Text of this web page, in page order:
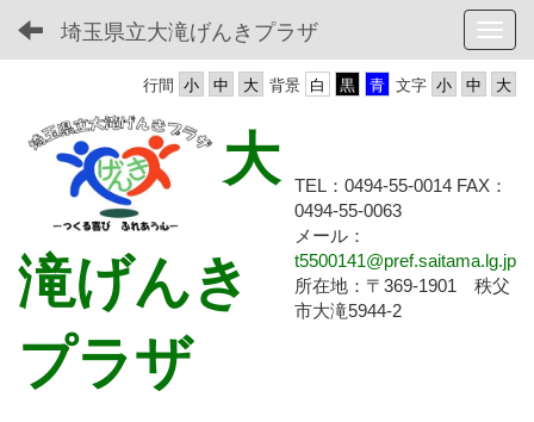
埼玉県立大滝げんきプラザ
文字
背景
行間
大
滝げんき
プラザ
TEL：0494-55-0014 FAX：
0494-55-0063
メール：
t5500141@pref.saitama.lg.jp
所在地：〒369-1901 秩父
市大滝5944-2